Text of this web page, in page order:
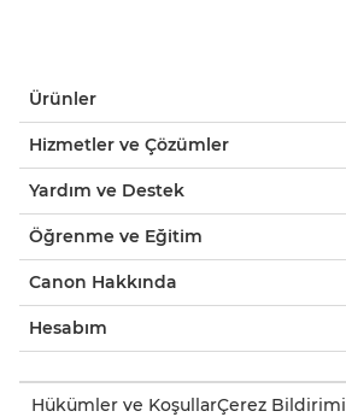
Ürünler
Hizmetler ve Çözümler
Yardım ve Destek
Öğrenme ve Eğitim
Canon Hakkında
Hesabım
Hükümler ve KoşullarÇerez Bildirimi